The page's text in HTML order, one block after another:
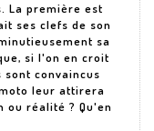
La première est
ses clefs de son
sa
si l'on en croit
convaincus
leur attirera
ou réalité ? Qu'en